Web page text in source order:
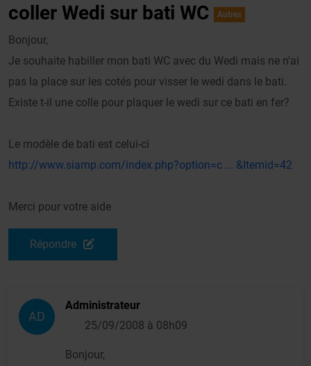
coller Wedi sur bati WC Autres
Bonjour,
Je souhaite habiller mon bati WC avec du Wedi mais ne n'ai
pas la place sur les cotés pour visser le wedi dans le bati.
Existe t-il une colle pour plaquer le wedi sur ce bati en fer?
Le modèle de bati est celui-ci
http://www.siamp.com/index.php?option=c ... &Itemid=42
Merci pour votre aide
Répondre
AD
Administrateur
25/09/2008 à 08h09
Bonjour,